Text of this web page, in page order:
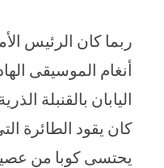
ربما كان الرئيس
أنغام الموسيقى
اليابان بالقنبلة
كان يقود الطائرة
يحتسى كوبا من